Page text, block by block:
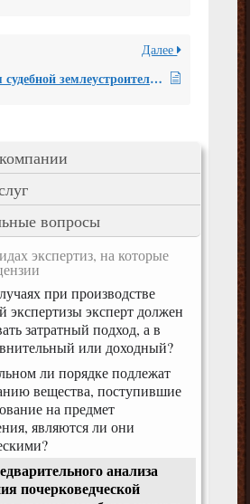
вопросы
экспертиз, на которые
при производстве
экспертизы эксперт должен
затратный подход, а в
или доходный?
ли порядке подлежат
вещества, поступившие
на предмет
являются ли они
анализа
почерковедческой
Далее
В чем отличия судебной землеустроительной экспертизы от внесудебной?